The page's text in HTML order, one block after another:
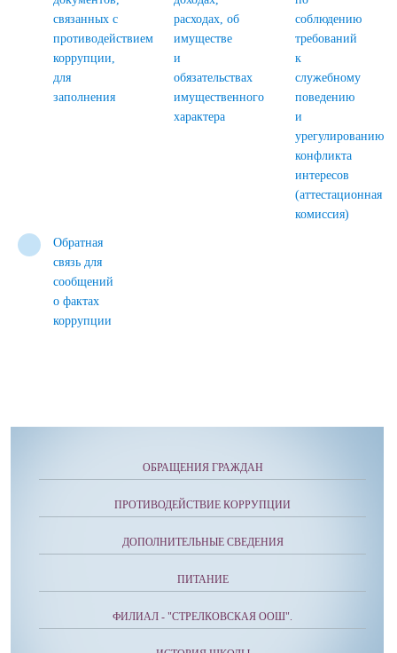
связанных с
противодействием
коррупции,
для
заполнения
расходах, об
имуществе
и
обязательствах
имущественного
характера
соблюдению
требований
к
служебному
поведению
и
урегулированию
конфликта
интересов
(аттестационная
комиссия)
Обратная
связь для
сообщений
о фактах
коррупции
ОБРАЩЕНИЯ ГРАЖДАН
ПРОТИВОДЕЙСТВИЕ КОРРУПЦИИ
ДОПОЛНИТЕЛЬНЫЕ СВЕДЕНИЯ
ПИТАНИЕ
ФИЛИАЛ - "СТРЕЛКОВСКАЯ ООШ".